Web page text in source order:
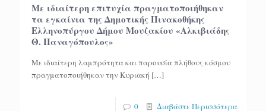
Με ιδιαίτερη επιτυχία πραγματοποιήθηκαν
τα εγκαίνια της Δημοτικής Πινακοθήκης
Ελληνοπύργου Δήμου Μουζακίου «Αλκιβιάδης
Θ. Παναγόπουλος»
Με ιδιαίτερη λαμπρότητα και παρουσία πλήθους κόσμου
πραγματοποιήθηκαν την Κυριακή […]
0 Διαβάστε Περισσότερα